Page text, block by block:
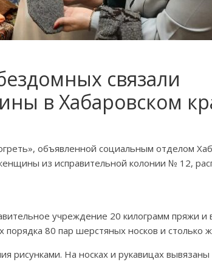
связали
в Хабаровском
объявленной социальным отделом
из исправительной колонии № 12,
учреждение 20 килограмм пряжи и
80 пар шерстяных носков и столько
рисунками. На носках и рукавицах вывязаны